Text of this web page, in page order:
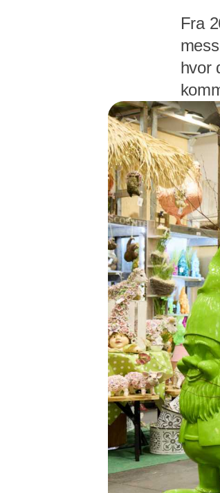
Fra
hvor